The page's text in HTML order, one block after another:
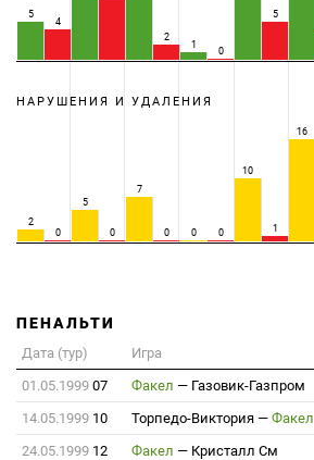
5
4
2
1
0
5
НАРУШЕНИЯ И УДАЛЕНИЯ
2
0
5
0
7
0 0 0
10
1
16
ПЕНАЛЬТИ
Дата (тур) Игра
01.05.1999 07 Факел — Газовик-Газпром
14.05.1999 10 Торпедо-Виктория — Факел
24.05.1999 12 Факел — Кристалл См